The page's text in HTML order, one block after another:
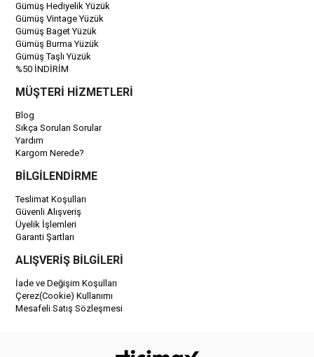
Gümüş Hediyelik Yüzük
Gümüş Vintage Yüzük
Gümüş Baget Yüzük
Gümüş Burma Yüzük
Gümüş Taşlı Yüzük
%50 İNDİRİM
MÜŞTERİ HİZMETLERİ
Blog
Sıkça Sorulan Sorular
Yardım
Kargom Nerede?
BİLGİLENDİRME
Teslimat Koşulları
Güvenli Alışveriş
Üyelik İşlemleri
Garanti Şartları
ALIŞVERİŞ BİLGİLERİ
İade ve Değişim Koşulları
Çerez(Cookie) Kullanımı
Mesafeli Satış Sözleşmesi